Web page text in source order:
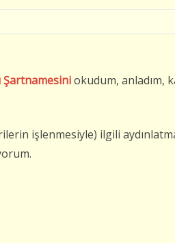
Şartnamesiniokudum, anladım,
işlenmesiyle) ilgili